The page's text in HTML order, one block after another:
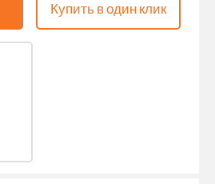
Купить в один клик